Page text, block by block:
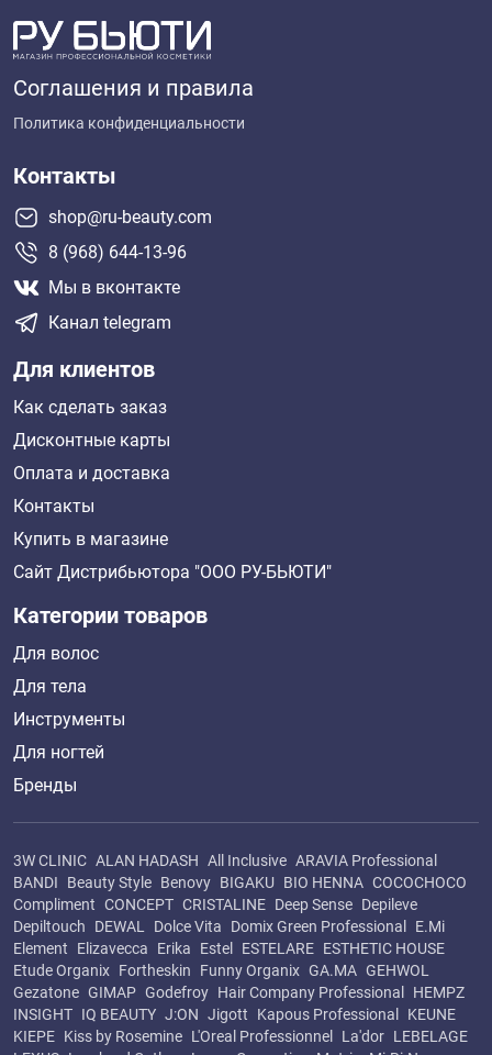
Соглашения и правила
Политика конфиденциальности
Контакты
shop@ru-beauty.com
8 (968) 644-13-96
Мы в вконтакте
Канал telegram
Для клиентов
Как сделать заказ
Дисконтные карты
Оплата и доставка
Контакты
Купить в магазине
Сайт Дистрибьютора "ООО РУ-БЬЮТИ"
Категории товаров
Для волос
Для тела
Инструменты
Для ногтей
Бренды
3W CLINIC ALAN HADASH All Inclusive ARAVIA Professional
BANDI
Beauty Style Benovy BIGAKU BIO HENNA COCOCHOCO
Compliment CONCEPT CRISTALINE Deep Sense Depileve
Depiltouch
DEWAL Dolce Vita Domix Green Professional
E.Mi
Element
Elizavecca Erika Estel ESTELARE ESTHETIC HOUSE
Etude Organix Fortheskin Funny Organix GA.MA GEHWOL
Gezatone GIMAP Godefroy Hair Company Professional
HEMPZ
INSIGHT IQ BEAUTY J:ON Jigott Kapous Professional
KEUNE
KIEPE Kiss by Rosemine L'Oreal Professionnel La'dor LEBELAGE